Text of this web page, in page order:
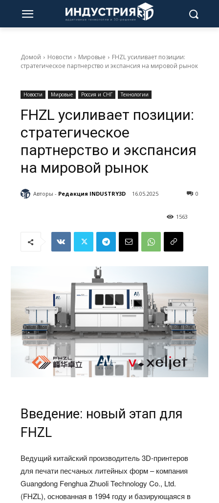
Домой Новости Мировые
FHZL усиливает позиции:
стратегическое партнерство и экспансия на мировой рынок
Новости Мировые Россия и СНГ Технологии
FHZL усиливает позиции:
стратегическое
партнерство и экспансия
на мировой рынок
Авторы - Редакция INDUSTRY3D 16.05.2025 0
1563
Введение: новый этап для
FHZL
Ведущий китайский производитель 3D-принтеров
для печати песчаных литейных форм – компания
Guangdong Fenghua Zhuoli Technology Co., Ltd.
(FHZL), основанная в 1994 году и базирующаяся в